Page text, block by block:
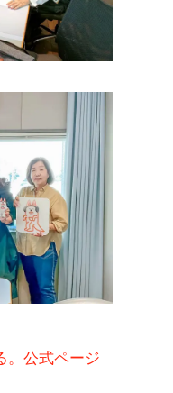
。公式ページ